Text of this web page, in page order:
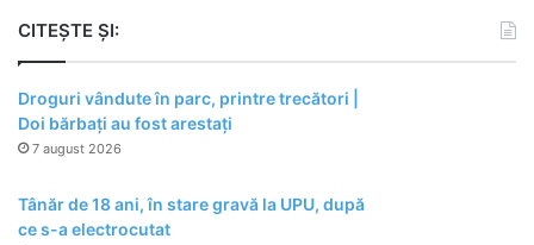
CITEȘTE ȘI:
Droguri vândute în parc, printre trecători |
Doi bărbați au fost arestați
7 august 2026
Tânăr de 18 ani, în stare gravă la UPU, după
ce s-a electrocutat